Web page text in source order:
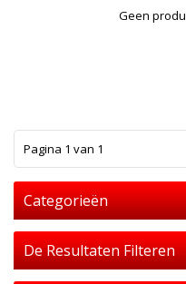
Geen
Pagina 1 van 1
Categorieën
De Resultaten Filteren